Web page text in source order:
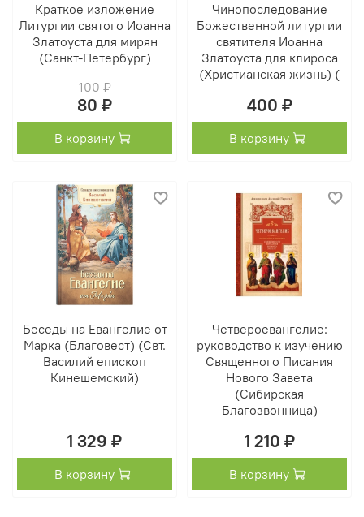
Краткое изложение
Литургии святого Иоанна
Златоуста для мирян
(Санкт-Петербург)
100 ₽
80 ₽
В корзину
Чинопоследование
Божественной литургии
святителя Иоанна
Златоуста для клироса
(Христианская жизнь) (
400 ₽
В корзину
Беседы на Евангелие от
Марка (Благовест) (Свт.
Василий епископ
Кинешемский)
1 329 ₽
В корзину
Четвероевангелие:
руководство к изучению
Священного Писания
Нового Завета
(Сибирская
Благозвонница)
1 210 ₽
В корзину